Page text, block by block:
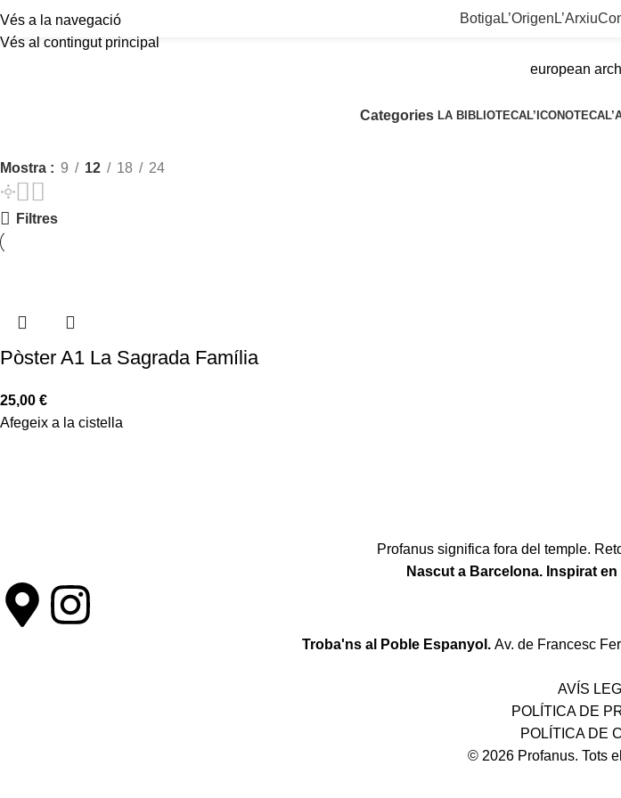
Vés a la navegació
Vés al contingut principal
Botiga L’Origen L’Arxiu
european
Categories LA BIBLIOTECAL’ICONOTECA
Mostra 9 12 18 24
Filtres
Pòster A1 La Sagrada Família
25,00 €
Afegeix a la cistella
Profanus significa fora del temple.
Nascut a Barcelona. Inspirat
Troba'ns al Poble Espanyol. Av. de Francesc
AVÍS
POLÍTICA DE
POLÍTICA DE
© 2026 Profanus. Tots